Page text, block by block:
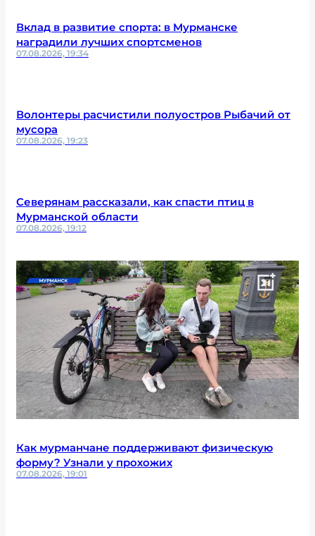
Вклад в развитие спорта: в Мурманске
наградили лучших спортсменов
07.08.2026, 19:34
Волонтеры расчистили полуостров Рыбачий от
мусора
07.08.2026, 19:23
Северянам рассказали, как спасти птиц в
Мурманской области
07.08.2026, 19:12
Как мурманчане поддерживают физическую
форму? Узнали у прохожих
07.08.2026, 19:01